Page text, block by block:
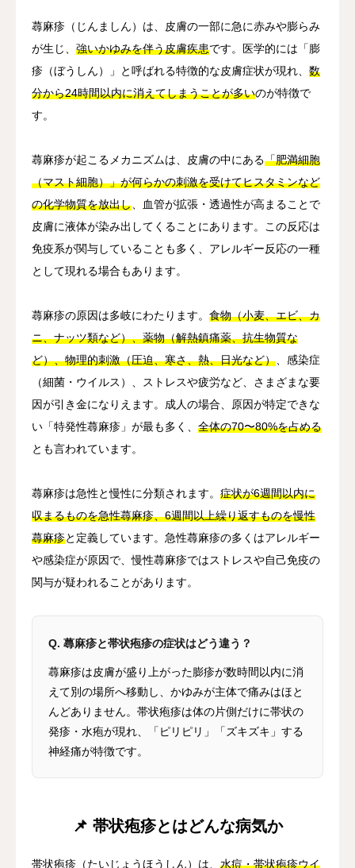
蕁麻疹（じんましん）は、皮膚の一部に急に赤みや膨らみ
が生じ、 強いかゆみを伴う皮膚疾患です。医学的には「膨
疹（ぼうしん）」と呼ばれる特徴的な皮膚症状が現れ、 数
分から24時間以内に消えてしまうことが多いのが特徴で
す。
蕁麻疹が起こるメカニズムは、皮膚の中にある「肥満細胞
（マスト細胞）」が何らかの刺激を受けてヒスタミンなど
の化学物質を放出し 、血管が拡張・透過性が高まることで
皮膚に液体が染み出してくることにあります。この反応は
免疫系が関与していることも多く、アレルギー反応の一種
として現れる場合もあります。
蕁麻疹の原因は多岐にわたります。 食物（小麦、エビ、カ
ニ、ナッツ類など）、薬物（解熱鎮痛薬、抗生物質な
ど）、物理的刺激（圧迫、寒さ、熱、日光など） 、感染症
（細菌・ウイルス）、ストレスや疲労など、さまざまな要
因が引き金になりえます。成人の場合、原因が特定できな
い「特発性蕁麻疹」が最も多く、 全体の70〜80%を占める
とも言われています。
蕁麻疹は急性と慢性に分類されます。 症状が6週間以内に
収まるものを急性蕁麻疹、6週間以上繰り返すものを慢性
蕁麻疹と定義しています。急性蕁麻疹の多くはアレルギー
や感染症が原因で、慢性蕁麻疹ではストレスや自己免疫の
関与が疑われることがあります。
Q. 蕁麻疹と帯状疱疹の症状はどう違う？
蕁麻疹は皮膚が盛り上がった膨疹が数時間以内に消
えて別の場所へ移動し、かゆみが主体で痛みはほと
んどありません。帯状疱疹は体の片側だけに帯状の
発疹・水疱が現れ、「ピリピリ」「ズキズキ」する
神経痛が特徴です。
📌 帯状疱疹とはどんな病気か
帯状疱疹（たいじょうほうしん）は、 水痘・帯状疱疹ウイ